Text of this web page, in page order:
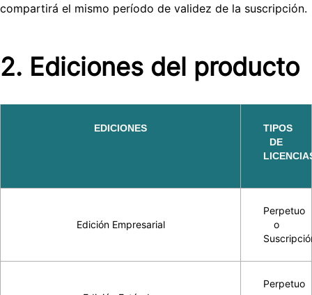
compartirá el mismo período de validez de la suscripción.
2. Ediciones del producto
EDICIONES
TIPOS
DE
Edición Empresarial
Perpetuo
o
Perpetuo